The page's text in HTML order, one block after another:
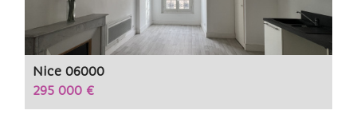
Nice 06000
295 000 €